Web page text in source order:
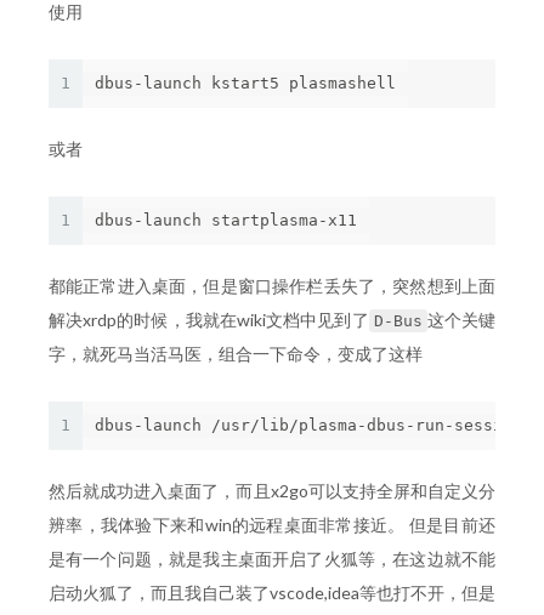
使用
1
或者
1
都能正常进入桌面，但是窗口操作栏丢失了，突然想到上面
解决xrdp的时候，我就在wiki文档中见到了 D-Bus 这个关键
字，就死马当活马医，组合一下命令，变成了这样
1
然后就成功进入桌面了，而且x2go可以支持全屏和自定义分
辨率，我体验下来和win的远程桌面非常接近。 但是目前还
是有一个问题，就是我主桌面开启了火狐等，在这边就不能
启动火狐了，而且我自己装了vscode,idea等也打不开，但是